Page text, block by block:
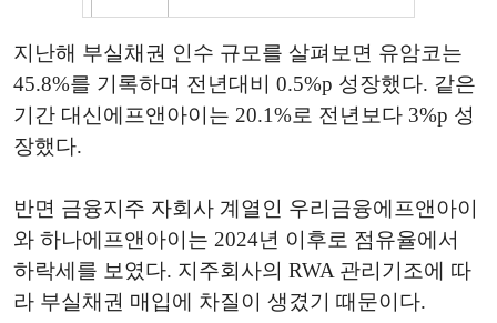
지난해 부실채권 인수 규모를 살펴보면 유암코는
45.8%를 기록하며 전년대비 0.5%p 성장했다. 같은
기간 대신에프앤아이는 20.1%로 전년보다 3%p 성
장했다.
반면 금융지주 자회사 계열인 우리금융에프앤아이
와 하나에프앤아이는 2024년 이후로 점유율에서
하락세를 보였다. 지주회사의 RWA 관리기조에 따
라 부실채권 매입에 차질이 생겼기 때문이다.